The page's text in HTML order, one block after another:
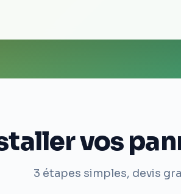
vos
3 étapes simples, devis